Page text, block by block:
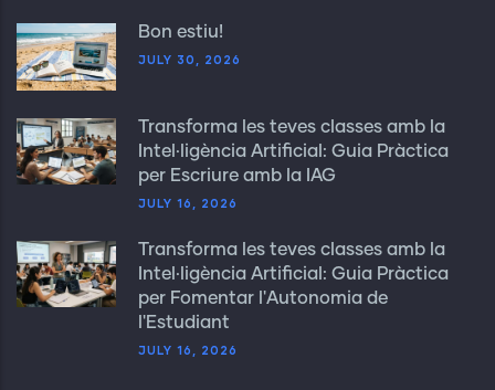
Bon estiu!
JULY 30, 2026
Transforma les teves classes amb la
Intel·ligència Artificial: Guia Pràctica
per Escriure amb la IAG
JULY 16, 2026
Transforma les teves classes amb la
Intel·ligència Artificial: Guia Pràctica
per Fomentar l'Autonomia de
l'Estudiant
JULY 16, 2026